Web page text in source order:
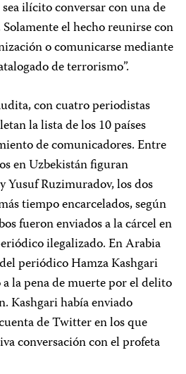
ilícito conversar con una de
el hecho reunirse con
o comunicarse mediante
de terrorismo”.
con cuatro periodistas
la lista de los 10 países
de comunicadores. Entre
en Uzbekistán figuran
Yusuf Ruzimuradov, los dos
tiempo encarcelados, según
fueron enviados a la cárcel en
ilegalizado. En Arabia
periódico Hamza Kashgari
la pena de muerte por el delito
Kashgari había enviado
de Twitter en los que
conversación con el profeta